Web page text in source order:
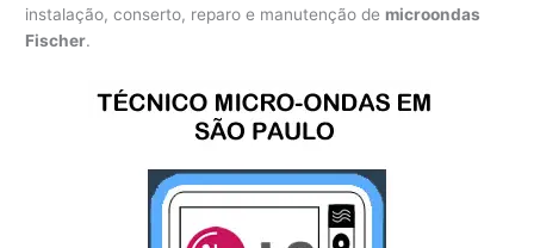
instalação, conserto, reparo e manutenção de microondas
Fischer.